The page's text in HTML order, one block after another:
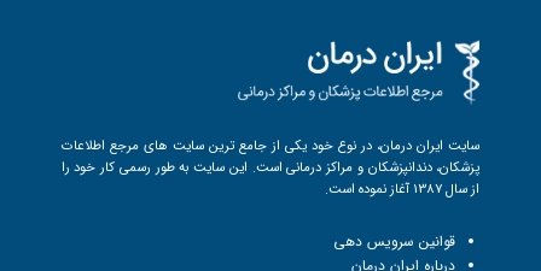
سایت ایران درمان، در نوع خود یکی از جامع ترین سایت های مرجع اطلاعات
پزشکان، دندانپزشکان و مراکز درمانی است. این سایت به طور رسمی کار خود را
از سال 1387 آغاز نموده است.
قوانین سرویس دهی
درباره ایران درمان